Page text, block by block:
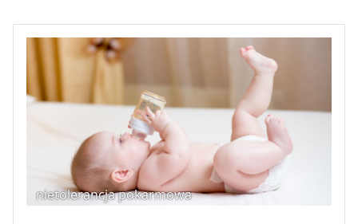
nietolerancja pokarmowa